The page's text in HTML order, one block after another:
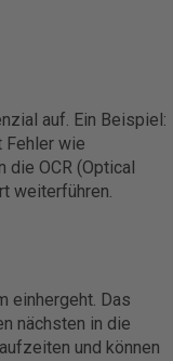
auf. Ein Beispiel:
Fehler wie
OCR (Optical
weiterführen.
einhergeht. Das
nächsten in die
und können